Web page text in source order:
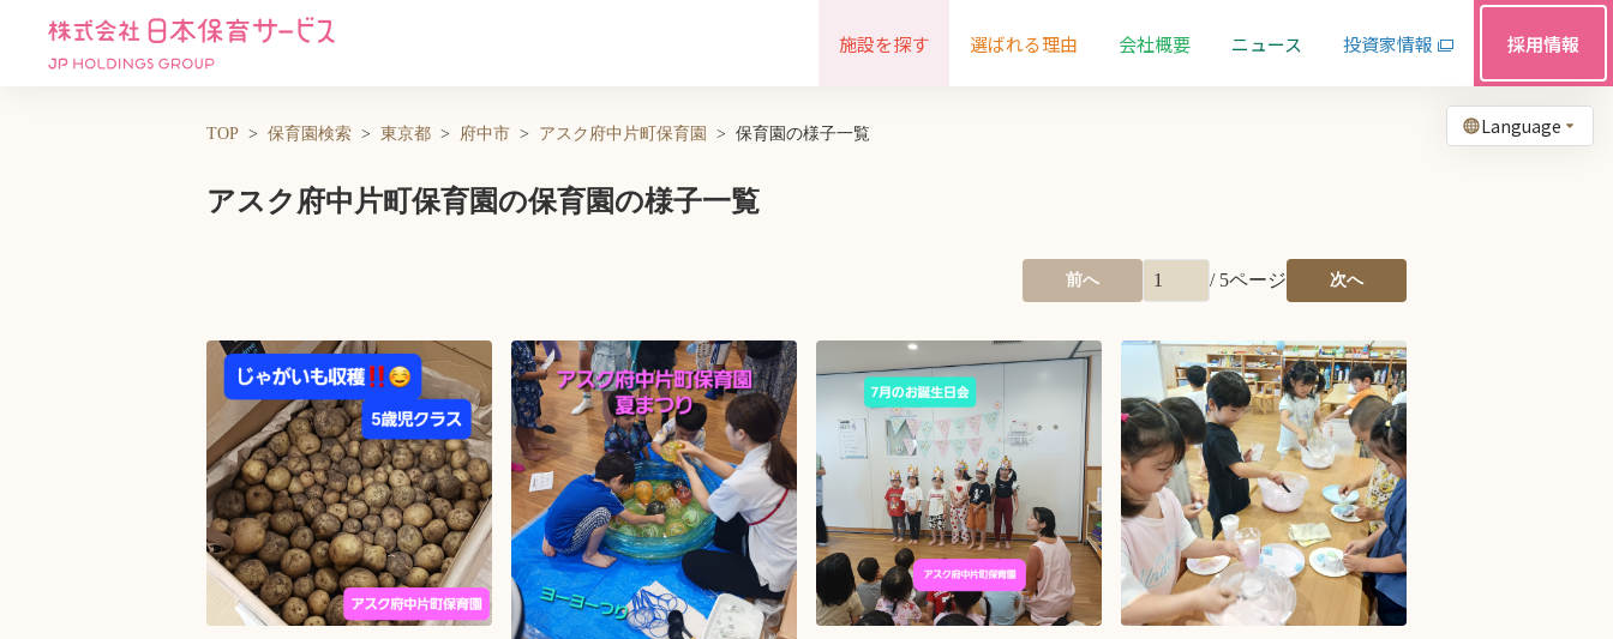
Language
施設を探す 選ばれる理由 会社概要 ニュース 投資家情報 採用情報
TOP 保育園検索 東京都 府中市 アスク府中片町保育園 保育園の様子一覧
アスク府中片町保育園の保育園の様子一覧
前へ / 5ページ 次へ